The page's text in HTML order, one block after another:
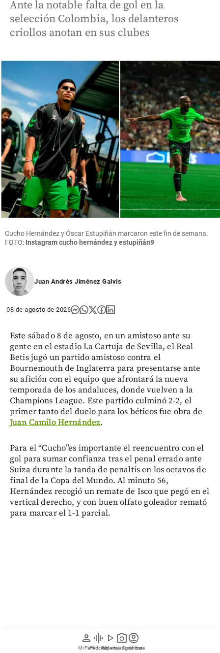
person
Mi Perfil
graphic_eq
Pódcast
play_arrow
Videos
photo_camera
Reportajes gráficos
account_circle
Suscríbete
Ante la notable falta de gol en la
selección Colombia, los delanteros
criollos anotan en sus clubes
Cucho Hernández y Óscar Estupiñán marcaron este fin de semana.
FOTO: Instagram cucho hernández y estupiñán9
Juan Andrés Jiménez Galvis
08 de agosto de 2026
Este sábado 8 de agosto, en un amistoso ante su
gente en el estadio La Cartuja de Sevilla, el Real
Betis jugó un partido amistoso contra el
Bournemouth de Inglaterra para presentarse ante
su afición con el equipo que afrontará la nueva
temporada de los andaluces, donde vuelven a la
Champions League. Este partido culminó 2-2, el
primer tanto del duelo para los béticos fue obra de
Juan Camilo Hernández.
Para el “Cucho”es importante el reencuentro con el
gol para sumar confianza tras el penal errado ante
Suiza durante la tanda de penaltis en los octavos de
final de la Copa del Mundo. Al minuto 56,
Hernández recogió un remate de Isco que pegó en el
vertical derecho, y con buen olfato goleador remató
para marcar el 1-1 parcial.